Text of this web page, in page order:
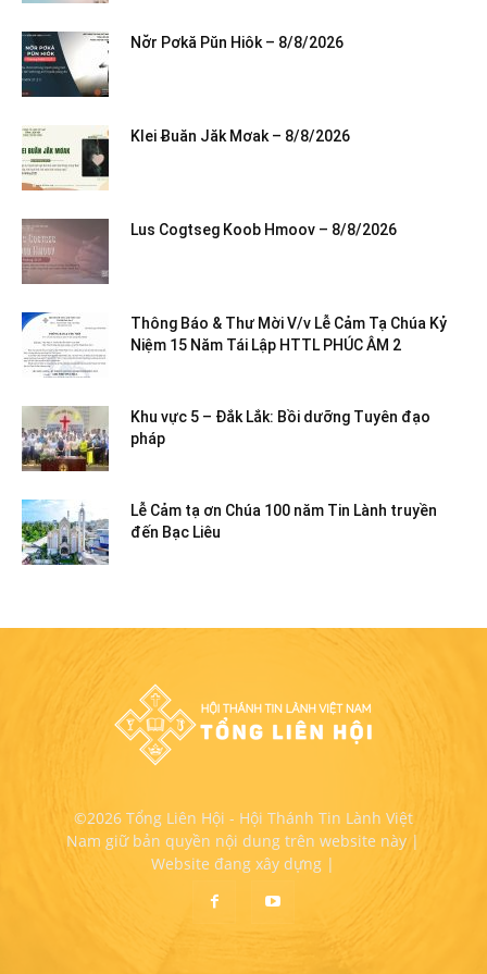
Nơ̆r Pơkă Pŭn Hiôk – 8/8/2026
Klei Ƀuăn Jăk Mơak – 8/8/2026
Lus Cogtseg Koob Hmoov – 8/8/2026
Thông Báo & Thư Mời V/v Lễ Cảm Tạ Chúa Kỷ
Niệm 15 Năm Tái Lập HTTL PHÚC ÂM 2
Khu vực 5 – Đắk Lắk: Bồi dưỡng Tuyên đạo
pháp
Lễ Cảm tạ ơn Chúa 100 năm Tin Lành truyền
đến Bạc Liêu
©2026 Tổng Liên Hội - Hội Thánh Tin Lành Việt
Nam giữ bản quyền nội dung trên website này |
Website đang xây dựng |